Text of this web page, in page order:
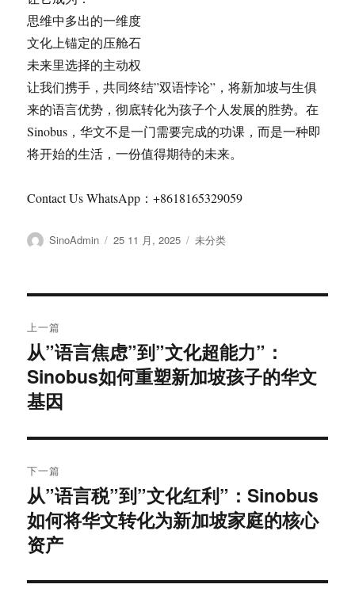
思维中多出的一维度
文化上锚定的压舱石
未来里选择的主动权
让我们携手，共同终结”双语悖论”，将新加坡与生俱
来的语言优势，彻底转化为孩子个人发展的胜势。在
Sinobus，华文不是一门需要完成的功课，而是一种即
将开始的生活，一份值得期待的未来。
Contact Us WhatsApp：+8618165329059
作
SinoAdmin
发
25 11 月, 2025
分
未分类
章
导
航
上一篇
上
篇
文
从”语言焦虑”到”文化超能力”：
Sinobus如何重塑新加坡孩子的华文
基因
下一篇
下
篇
文
从”语言税”到”文化红利”：Sinobus
如何将华文转化为新加坡家庭的核心
资产